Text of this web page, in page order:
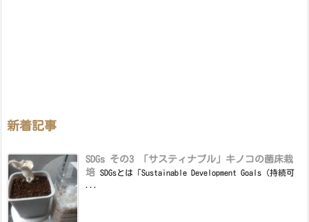
新着記事
SDGs その3 「サスティナブル」キノコの菌床栽
培 SDGsとは「Sustainable Development Goals（持続可